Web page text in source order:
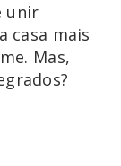
unir
casa mais
Mas,